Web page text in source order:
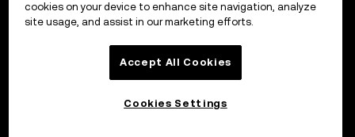
cookies on your device to enhance site navigation, analyze
site usage, and assist in our marketing efforts.
Accept All Cookies
Cookies Settings